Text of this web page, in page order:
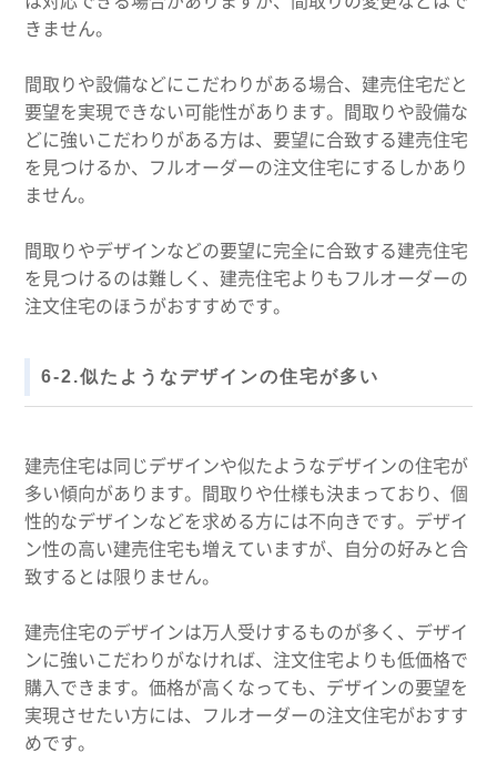
きません。
間取りや設備などにこだわりがある場合、建売住宅だと
要望を実現できない可能性があります。間取りや設備な
どに強いこだわりがある方は、要望に合致する建売住宅
を見つけるか、フルオーダーの注文住宅にするしかあり
ません。
間取りやデザインなどの要望に完全に合致する建売住宅
を見つけるのは難しく、建売住宅よりもフルオーダーの
注文住宅のほうがおすすめです。
6-2.似たようなデザインの住宅が多い
建売住宅は同じデザインや似たようなデザインの住宅が
多い傾向があります。間取りや仕様も決まっており、個
性的なデザインなどを求める方には不向きです。デザイ
ン性の高い建売住宅も増えていますが、自分の好みと合
致するとは限りません。
建売住宅のデザインは万人受けするものが多く、デザイ
ンに強いこだわりがなければ、注文住宅よりも低価格で
購入できます。価格が高くなっても、デザインの要望を
実現させたい方には、フルオーダーの注文住宅がおすす
めです。